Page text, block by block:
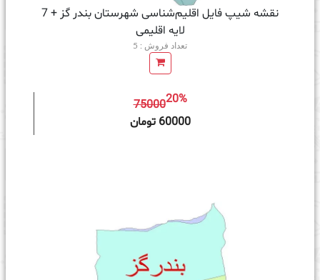
نقشه شیپ‌ فایل اقلیم‌شناسی شهرستان بندر گز + 7
لایه اقلیمی
تعداد فروش : 5
7500020%
60000 تومان